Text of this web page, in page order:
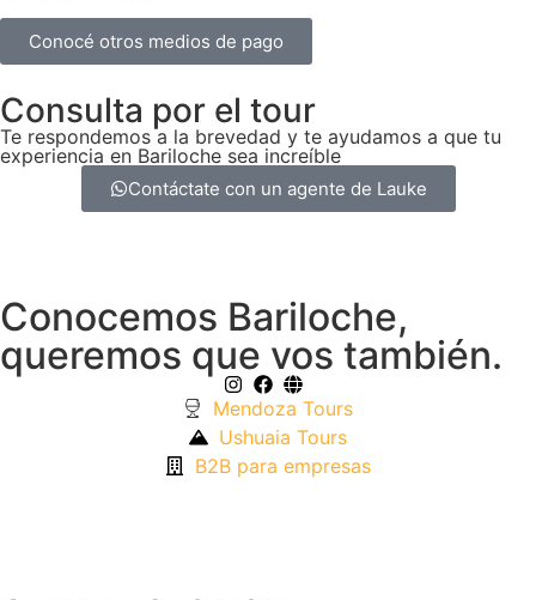
Conocé otros medios de pago
Consulta por el tour
Te respondemos a la brevedad y te ayudamos a que tu
experiencia en Bariloche sea increíble
Contáctate con un agente de Lauke
Conocemos Bariloche,
queremos que vos también.
Mendoza Tours
Ushuaia Tours
B2B para empresas